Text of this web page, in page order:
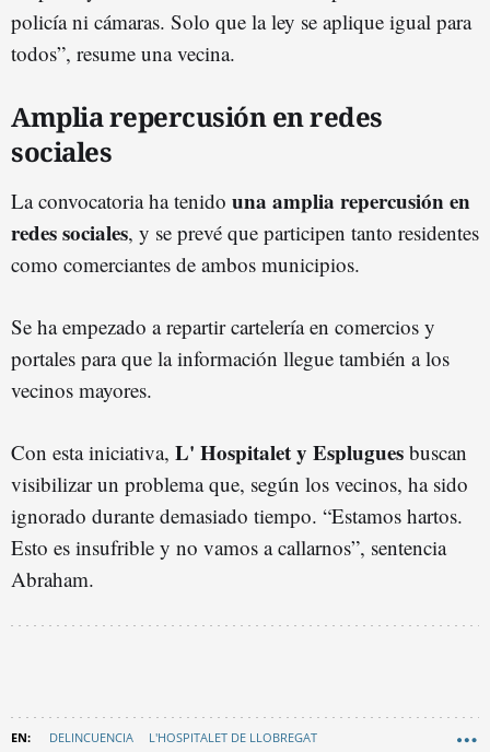
policía ni cámaras. Solo que la ley se aplique igual para
todos”, resume una vecina.
Amplia repercusión en redes
sociales
La convocatoria ha tenido una amplia repercusión en
redes sociales, y se prevé que participen tanto residentes
como comerciantes de ambos municipios.
Se ha empezado a repartir cartelería en comercios y
portales para que la información llegue también a los
vecinos mayores.
Con esta iniciativa, L' Hospitalet y Esplugues buscan
visibilizar un problema que, según los vecinos, ha sido
ignorado durante demasiado tiempo. “Estamos hartos.
Esto es insufrible y no vamos a callarnos”, sentencia
Abraham.
DELINCUENCIA L'HOSPITALET DE LLOBREGAT